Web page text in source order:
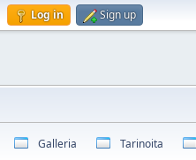
Log in Sign up
Galleria Tarinoita